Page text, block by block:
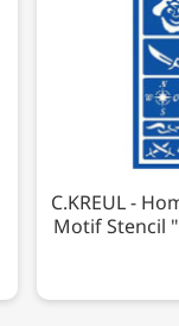
C.KREUL -
Motif Stencil